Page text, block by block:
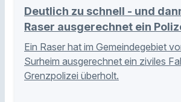
Deutlich zu schnell - und
Raser ausgerechnet ein
Ein Raser hat im Gemeindegebiet
Surheim ausgerechnet ein ziviles
Grenzpolizei überholt.